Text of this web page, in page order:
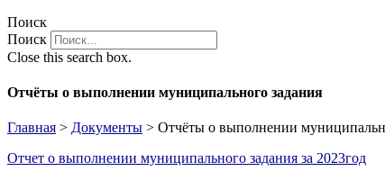
Поиск
Поиск
Close this search box.
Отчёты о выполнении муниципального задания
Главная > Документы > Отчёты о выполнении
Отчет о выполнении муниципального задания за 2023год